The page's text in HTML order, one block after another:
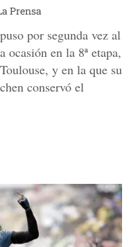
Prensa
por segunda vez al
ocasión en la 8ª etapa,
y en la que su
conservó el